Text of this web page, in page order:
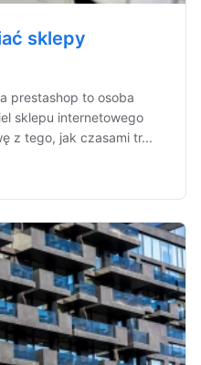
sklepy
prestashop to osoba
sklepu internetowego
z tego, jak czasami tr...